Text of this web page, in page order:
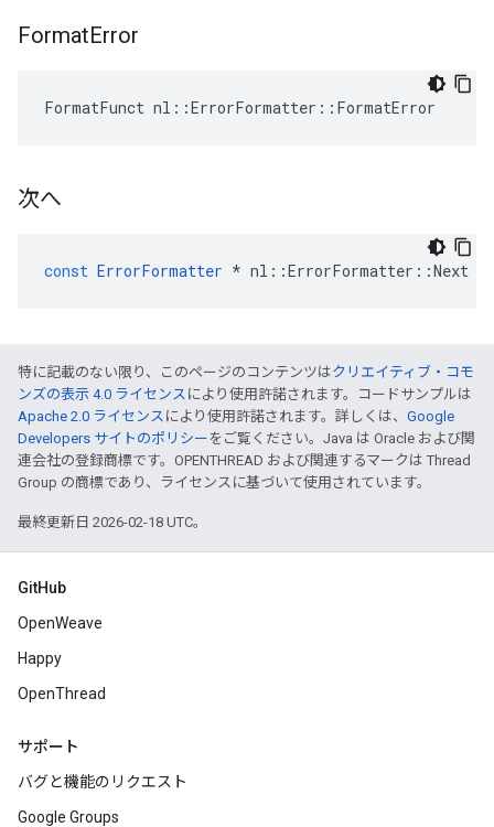
FormatError
FormatFunct nl::ErrorFormatter::FormatError
次へ
const ErrorFormatter * nl ::ErrorFormatter ::Next
特に記載のない限り、このページのコンテンツはクリエイティブ・コモ
ンズの表示 4.0 ライセンス により使用許諾されます。コードサンプルは
Apache 2.0 ライセンス により使用許諾されます。詳しくは、 Google
Developers サイトのポリシー をご覧ください。Java は Oracle および関
連会社の登録商標です。OPENTHREAD および関連するマークは Thread
Group の商標であり、ライセンスに基づいて使用されています。
最終更新日 2026-02-18 UTC。
GitHub
OpenWeave
Happy
OpenThread
サポート
バグと機能のリクエスト
Google Groups